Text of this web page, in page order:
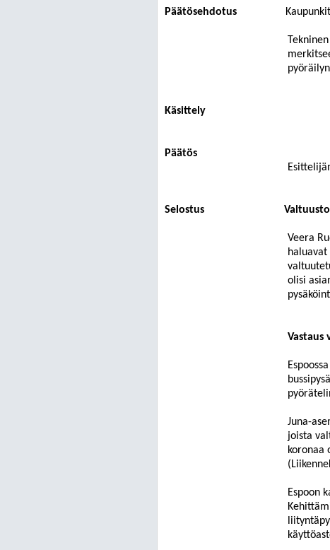
Päätösehdotus
Käsittely
Päätös
Selostus
Veera
olisi
Vastaus
Juna-
joista
koronaa
Espoon